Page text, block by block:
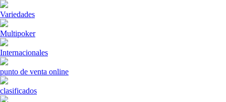
Variedades
Multipoker
Internacionales
punto de venta online
clasificados